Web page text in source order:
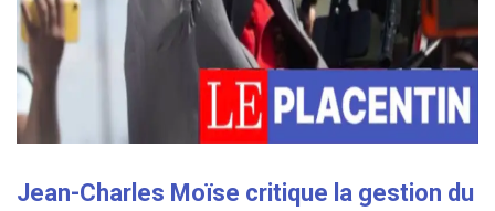
Jean-Charles Moïse critique la gestion du